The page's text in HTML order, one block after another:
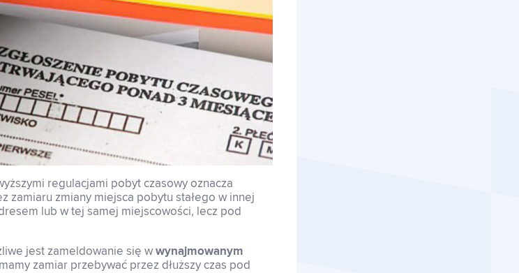
regulacjami pobyt czasowy oznacza
zamiaru zmiany miejsca pobytu stałego w innej
lub w tej samej miejscowości, lecz pod
jest zameldowanie się w wynajmowanym
zamiar przebywać przez dłuższy czas pod